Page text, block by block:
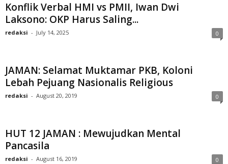
Konflik Verbal HMI vs PMII, Iwan Dwi
Laksono: OKP Harus Saling...
redaksi - July 14, 2025 0
JAMAN: Selamat Muktamar PKB, Koloni
Lebah Pejuang Nasionalis Religious
redaksi - August 20, 2019 0
HUT 12 JAMAN : Mewujudkan Mental
Pancasila
redaksi - August 16, 2019 0